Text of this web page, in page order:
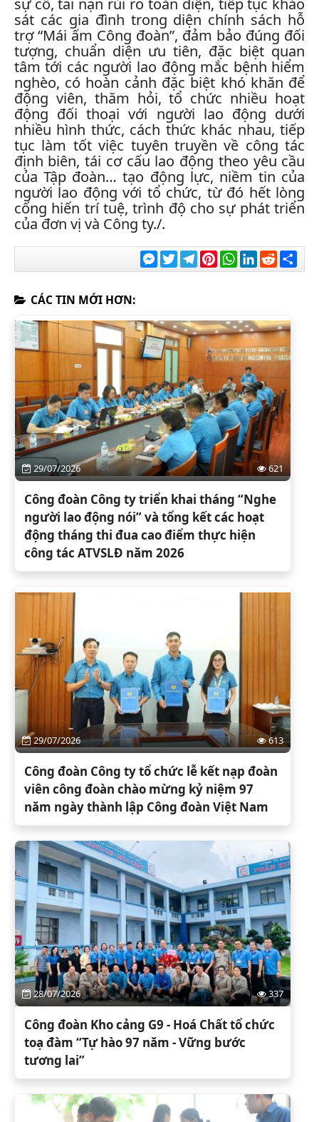
sự cố, tai nạn rủi ro toàn diện, tiếp tục khảo
sát các gia đình trong diện chính sách hỗ
trợ “Mái ấm Công đoàn”, đảm bảo đúng đối
tượng, chuẩn diện ưu tiên, đặc biệt quan
tâm tới các người lao động mắc bệnh hiểm
nghèo, có hoàn cảnh đặc biệt khó khăn để
động viên, thăm hỏi, tổ chức nhiều hoạt
động đối thoại với người lao động dưới
nhiều hình thức, cách thức khác nhau, tiếp
tục làm tốt việc tuyên truyền về công tác
định biên, tái cơ cấu lao động theo yêu cầu
của Tập đoàn… tạo động lực, niềm tin của
người lao động với tổ chức, từ đó hết lòng
cống hiến trí tuệ, trình độ cho sự phát triển
của đơn vị và Công ty./.
Messenger
TwitterTelegramPinterestWhatsApp
LinkedIn
Reddit
CÁC TIN MỚI HƠN:
29/07/2026 621
Công đoàn Công ty triển khai tháng “Nghe
người lao động nói” và tổng kết các hoạt
động tháng thi đua cao điểm thực hiện
công tác ATVSLĐ năm 2026
29/07/2026 613
Công đoàn Công ty tổ chức lễ kết nạp đoàn
viên công đoàn chào mừng kỷ niệm 97
năm ngày thành lập Công đoàn Việt Nam
28/07/2026 337
Công đoàn Kho cảng G9 - Hoá Chất tổ chức
toạ đàm “Tự hào 97 năm - Vững bước
tương lai”